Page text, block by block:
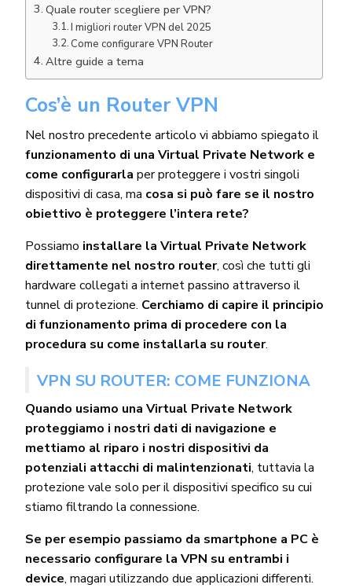
Quale router scegliere per VPN?
I migliori router VPN del 2025
Come configurare VPN Router
Altre guide a tema
Cos’è un Router VPN
Nel nostro precedente articolo vi abbiamo spiegato il
funzionamento di una Virtual Private Network e
come configurarla per proteggere i vostri singoli
dispositivi di casa, ma cosa si può fare se il nostro
obiettivo è proteggere l’intera rete?
Possiamo installare la Virtual Private Network
direttamente nel nostro router, così che tutti gli
hardware collegati a internet passino attraverso il
tunnel di protezione. Cerchiamo di capire il principio
di funzionamento prima di procedere con la
procedura su come installarla su router.
VPN SU ROUTER: COME FUNZIONA
Quando usiamo una Virtual Private Network
proteggiamo i nostri dati di navigazione e
mettiamo al riparo i nostri dispositivi da
potenziali attacchi di malintenzionati, tuttavia la
protezione vale solo per il dispositivi specifico su cui
stiamo filtrando la connessione.
Se per esempio passiamo da smartphone a PC è
necessario configurare la VPN su entrambi i
device, magari utilizzando due applicazioni differenti.